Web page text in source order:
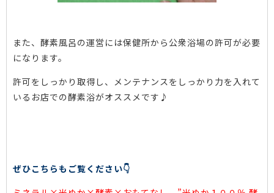
また、酵素風呂の運営には保健所から公衆浴場の許可が必要
になります。
許可をしっかり取得し、メンテナンスをしっかり力を入れて
いるお店での酵素浴がオススメです♪
ぜひこちらもご覧ください👇